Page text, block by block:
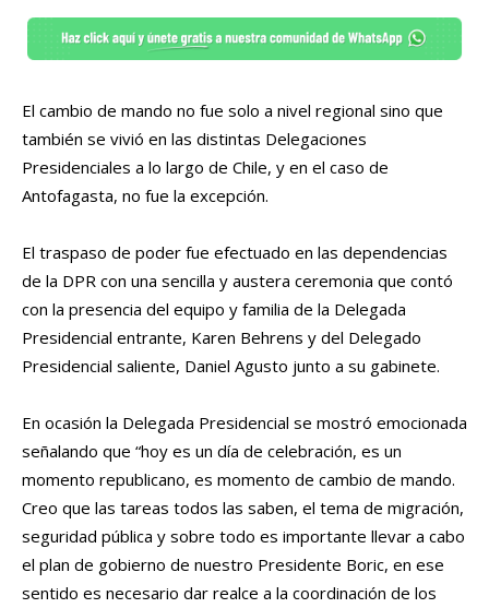
El cambio de mando no fue solo a nivel regional sino que
también se vivió en las distintas Delegaciones
Presidenciales a lo largo de Chile, y en el caso de
Antofagasta, no fue la excepción.
El traspaso de poder fue efectuado en las dependencias
de la DPR con una sencilla y austera ceremonia que contó
con la presencia del equipo y familia de la Delegada
Presidencial entrante, Karen Behrens y del Delegado
Presidencial saliente, Daniel Agusto junto a su gabinete.
En ocasión la Delegada Presidencial se mostró emocionada
señalando que “hoy es un día de celebración, es un
momento republicano, es momento de cambio de mando.
Creo que las tareas todos las saben, el tema de migración,
seguridad pública y sobre todo es importante llevar a cabo
el plan de gobierno de nuestro Presidente Boric, en ese
sentido es necesario dar realce a la coordinación de los